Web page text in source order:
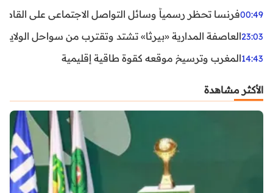
00:49فرنسا تحظر رسمياً وسائل التواصل الاجتماعي على القاصرين
23:03العاصفة المدارية «بيرثا» تشتد وتقترب من سواحل
14:43المغرب وترسيخ موقعه كقوة طاقية إقليمية
الأكثر مشاهدة